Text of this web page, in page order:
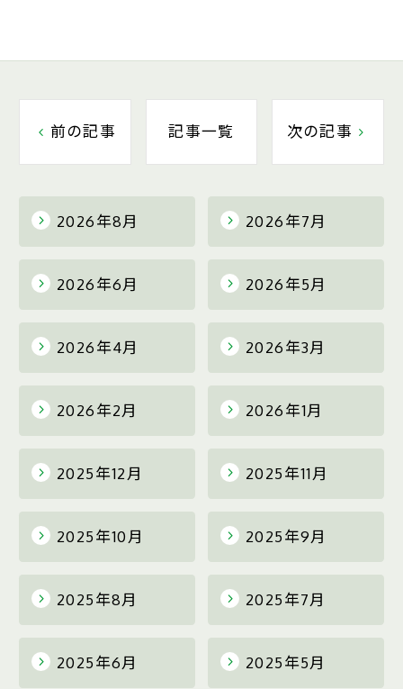
2026年8月 2026年7月
2026年6月 2026年5月
2026年4月 2026年3月
2026年2月 2026年1月
2025年12月 2025年11月
2025年10月 2025年9月
2025年8月 2025年7月
2025年6月 2025年5月
前の記事 記事一覧 次の記事